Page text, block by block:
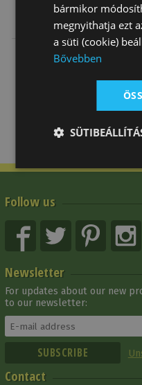
Latigo Leather
Off Billet
6 620 Ft
Follow us
Newsletter
For updates about our new
to our newsletter:
Contact
bármikor
megnyithatja ezt
a süti (cookie)
Bővebben